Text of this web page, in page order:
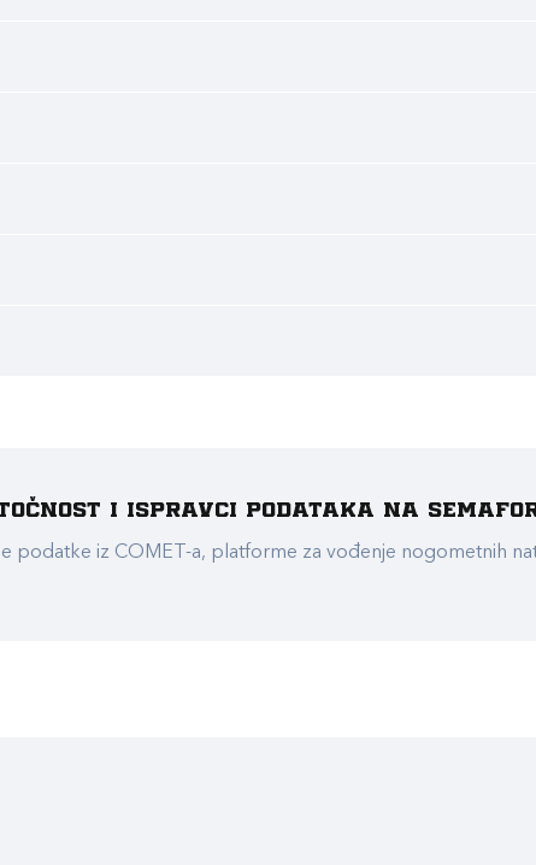
i ispravci podataka na
podatke iz COMET-a, platforme za vođenje nogometnih